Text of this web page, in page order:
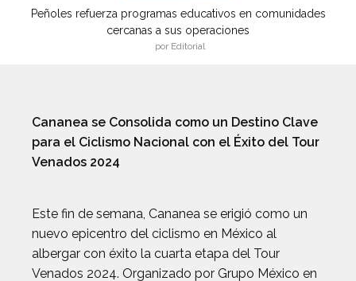
Peñoles refuerza programas educativos en comunidades
cercanas a sus operaciones
por Editorial
Cananea se Consolida como un Destino Clave
para el Ciclismo Nacional con el Éxito del Tour
Venados 2024
Este fin de semana, Cananea se erigió como un
nuevo epicentro del ciclismo en México al
albergar con éxito la cuarta etapa del Tour
Venados 2024. Organizado por Grupo México en